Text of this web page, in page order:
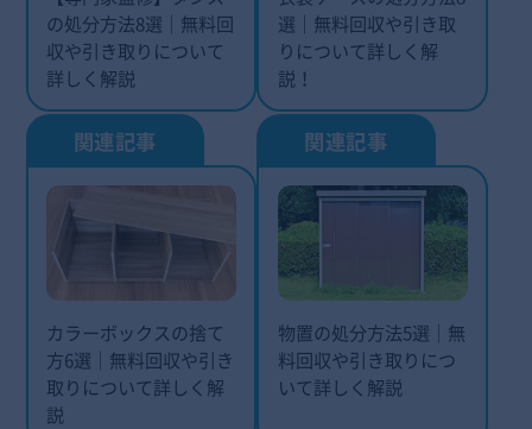
の処分方法8選｜無料回
収や引き取りについて
詳しく解説
選｜無料回収や引き取
りについて詳しく解
説！
カラーボックスの捨て
方6選｜無料回収や引き
取りについて詳しく解
説
物置の処分方法5選｜無
料回収や引き取りにつ
いて詳しく解説